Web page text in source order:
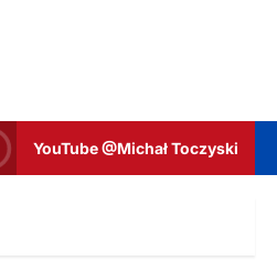
YouTube @Michał Toczyski